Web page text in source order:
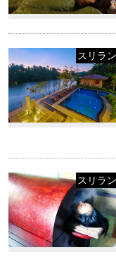
スリラ
スリラ